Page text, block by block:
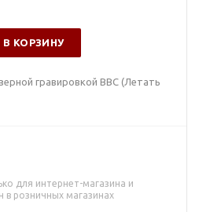
В КОРЗИНУ
гравировкой ВВС (Летать
для интернет-магазина и
в розничных магазинах